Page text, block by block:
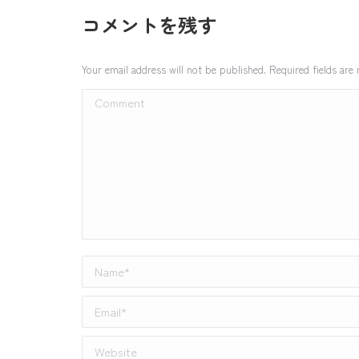
コメントを残す
Your email address will not be published. Required fields are
Comment
Name *
Email *
Website